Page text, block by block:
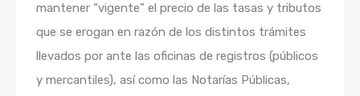
mantener “vigente” el precio de las tasas y tributos
que se erogan en razón de los distintos trámites
llevados por ante las oficinas de registros (públicos
y mercantiles), así como las Notarías Públicas,